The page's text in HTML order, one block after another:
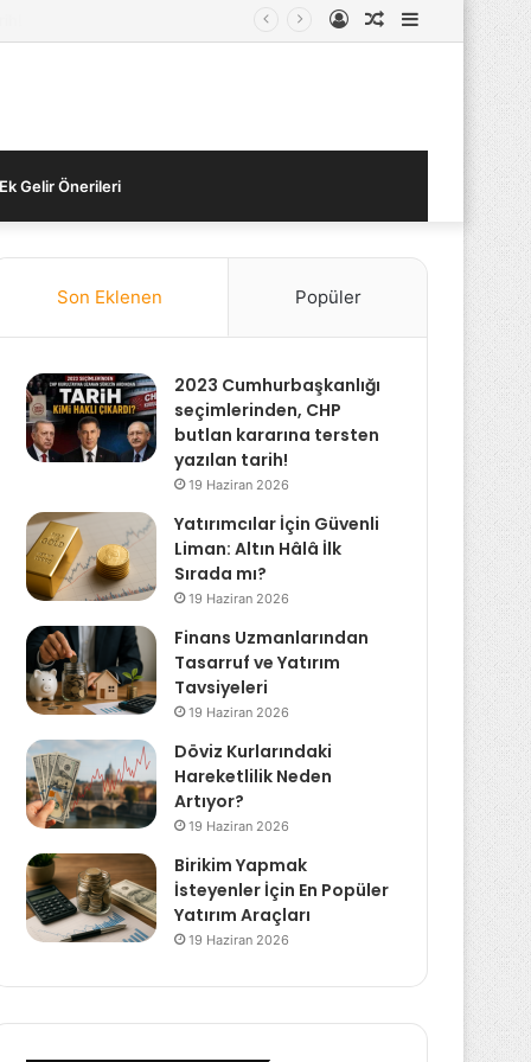
Kenar
Bölmesi
Rastgele
Kayıt
Ek Gelir Önerileri
Son Eklenen Popüler
2023 Cumhurbaşkanlığı
seçimlerinden, CHP
butlan kararına tersten
yazılan tarih!
19 Haziran 2026
Yatırımcılar İçin Güvenli
Liman: Altın Hâlâ İlk
Sırada mı?
19 Haziran 2026
Finans Uzmanlarından
Tasarruf ve Yatırım
Tavsiyeleri
19 Haziran 2026
Döviz Kurlarındaki
Hareketlilik Neden
Artıyor?
19 Haziran 2026
Birikim Yapmak
İsteyenler İçin En Popüler
Yatırım Araçları
19 Haziran 2026